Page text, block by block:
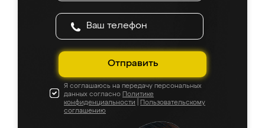
Отправить
Я соглашаюсь на передачу персональных
данных согласно Политике
конфиденциальности
Пользовательскому
соглашению